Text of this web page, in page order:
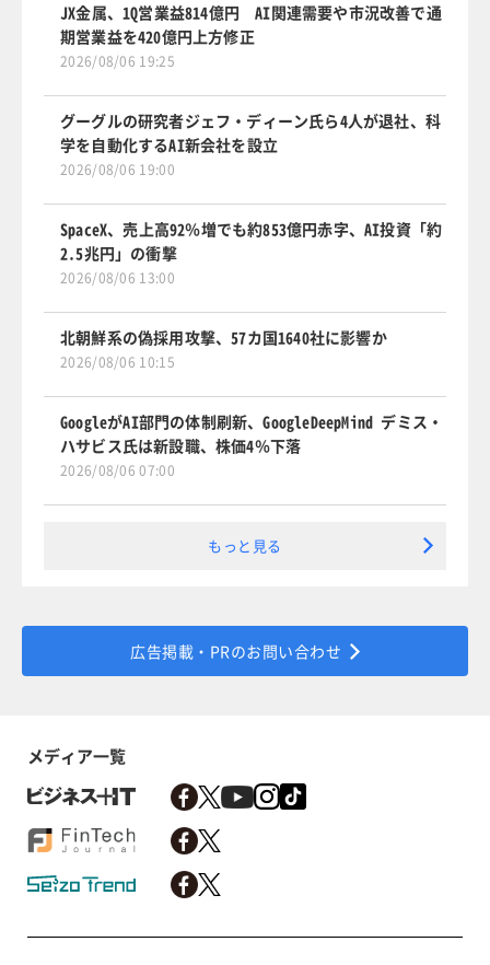
JX金属、1Q営業益814億円 AI関連需要や市況改善で通
期営業益を420億円上方修正
2026/08/06 19:25
グーグルの研究者ジェフ・ディーン氏ら4人が退社、科
学を自動化するAI新会社を設立
2026/08/06 19:00
SpaceX、売上高92％増でも約853億円赤字、AI投資「約
2.5兆円」の衝撃
2026/08/06 13:00
北朝鮮系の偽採用攻撃、57カ国1640社に影響か
2026/08/06 10:15
GoogleがAI部門の体制刷新、GoogleDeepMind デミス・
ハサビス氏は新設職、株価4％下落
2026/08/06 07:00
もっと見る
広告掲載・PRのお問い合わせ
メディア一覧